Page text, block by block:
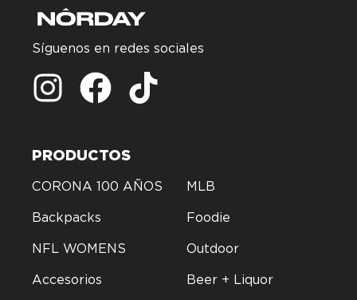
Síguenos en redes sociales
PRODUCTOS
CORONA 100 AÑOS MLB
Backpacks Foodie
NFL WOMENS Outdoor
Accesorios Beer + Liquor